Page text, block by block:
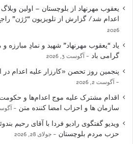
یعقوب مهرنهاد از بلوچستان – اولین
اعدام شد/ گزارش از تلویزیون “رُژن”
2026
یاد “یعقوب مهرنهاد” شهید و نمادِ
گرامی باد
آگوست 3, 2026
پنجمین روز تحصن «کارزار علیه اعدام
آگوست 2, 2026
اقدام مشترک علیه موج اعدام‌ها و
سازمان ها و احزاب امضا کننده متن
آگوست
ویدیو گفتگوی رادیو فردا با آقای رحیم
حزب مردم بلوچستان
جولای 28, 2026